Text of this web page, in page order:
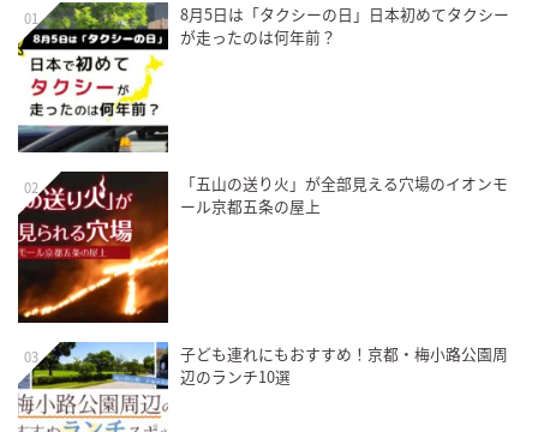
01
8月5日は「タクシーの日」日本初めてタクシー
が走ったのは何年前？
02
「五山の送り火」が全部見える穴場のイオンモ
ール京都五条の屋上
03
子ども連れにもおすすめ！京都・梅小路公園周
辺のランチ10選